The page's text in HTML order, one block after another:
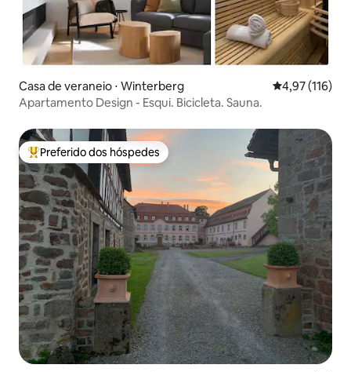
Casa de veraneio ⋅ Winterberg 4,97 de uma
4,97 (116)
Apartamento Design - Esqui. Bicicleta. Sauna.
Entre os melhores preferidos dos hóspedes
Preferido dos hóspedes